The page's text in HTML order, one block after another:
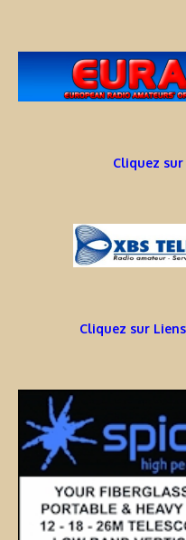
Cliquez
Cliquez sur